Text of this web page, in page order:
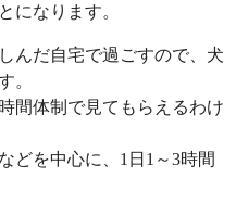
になります。
んだ自宅で過ごすので、犬
。
間体制で見てもらえるわけ
どを中心に、1日1～3時間